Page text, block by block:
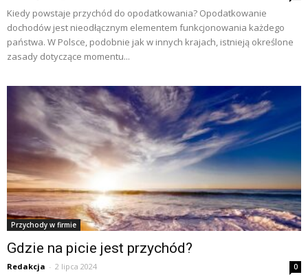
Kiedy powstaje przychód do opodatkowania? Opodatkowanie
dochodów jest nieodłącznym elementem funkcjonowania każdego
państwa. W Polsce, podobnie jak w innych krajach, istnieją określone
zasady dotyczące momentu...
Przychody w firmie
Gdzie na picie jest przychód?
Redakcja - 2 lipca 2024 0